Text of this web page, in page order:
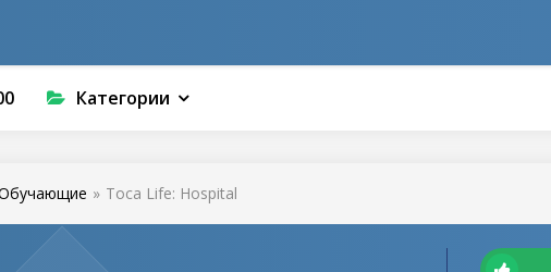
Категории
» Toca Life: Hospital